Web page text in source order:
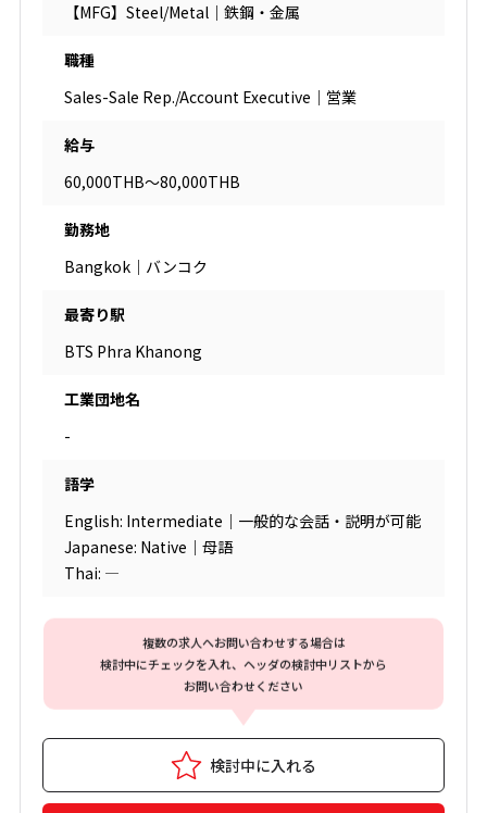
【MFG】Steel/Metal｜鉄鋼・金属
職種
Sales-Sale Rep./Account Executive｜営業
給与
60,000THB～80,000THB
勤務地
Bangkok｜バンコク
最寄り駅
BTS Phra Khanong
工業団地名
-
語学
English: Intermediate｜一般的な会話・説明が可能
Japanese: Native｜母語
Thai: ―
検討中に入れる
複数の求人へお問い合わせする場合は
検討中にチェックを入れ、ヘッダの検討中リストから
お問い合わせください